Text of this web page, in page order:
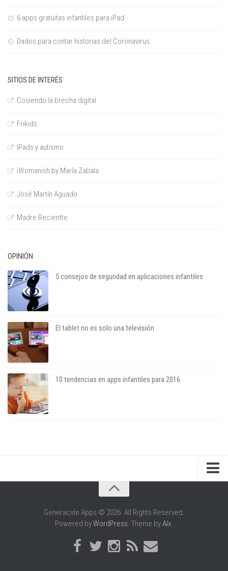
6 apps gratuitas infantiles para iPad
Dados para contar historias del Coronavirus
SITIOS DE INTERÉS
Cosiendo la brecha digital
Frikids
iPads y autismo
iWomanish by María Zabala
José Martín Aguado
Madre Recientte
OPINIÓN
5 consejos de seguridad en aplicaciones infantiles
El tablet no es solo una televisión
10 tendencias en apps infantiles para 2016
Sobre el autor
Apariciones en medios
Generación Apps © 2026. All Rights Reserved.
Powered byWordPress. Theme byAlx.